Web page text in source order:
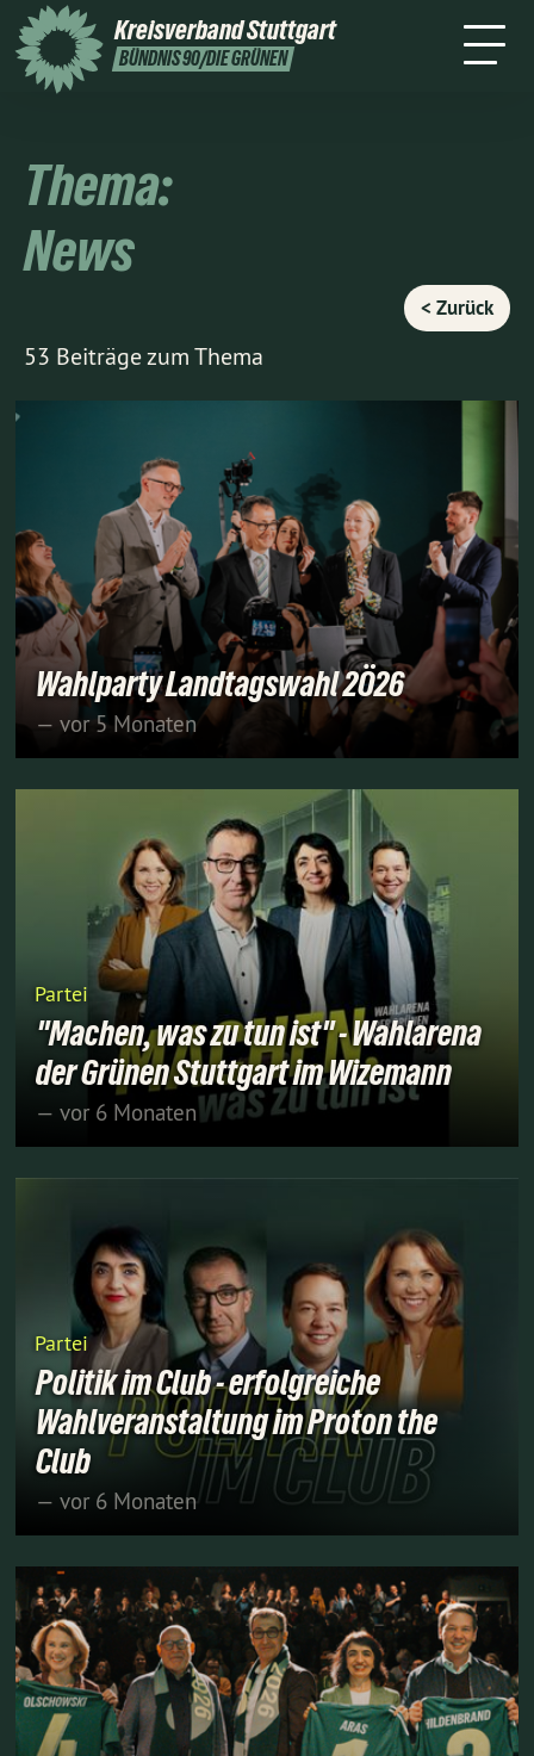
KreisverbandStuttgart
BÜNDNIS 90/DIE GRÜNEN
Leichte
Sprache
Presse Kontakt Stuttgart
Thema:
News
53 Beiträge zum Thema
< Zurück
Wahlparty Landtagswahl 2Ö26
— vor 5 Monaten
Partei
"Machen, was zu tun ist" - Wahlarena
der Grünen Stuttgart im Wizemann
— vor 6 Monaten
Partei
Politik im Club - erfolgreiche
Wahlveranstaltung im Proton the
Club
— vor 6 Monaten